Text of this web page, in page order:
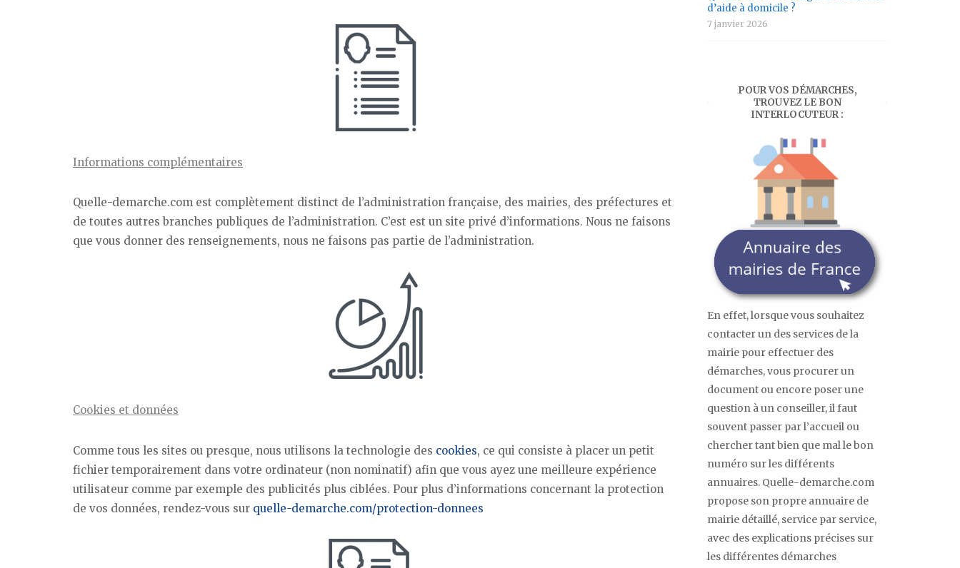
Informations complémentaires
Quelle-demarche.com est complètement distinct de l’administration française, des mairies, des préfectures et
de toutes autres branches publiques de l’administration. C’est est un site privé d’informations. Nous ne faisons
que vous donner des renseignements, nous ne faisons pas partie de l’administration.
Cookies et données
Comme tous les sites ou presque, nous utilisons la technologie des cookies, ce qui consiste à placer un petit
fichier temporairement dans votre ordinateur (non nominatif) afin que vous ayez une meilleure expérience
utilisateur comme par exemple des publicités plus ciblées. Pour plus d’informations concernant la protection
de vos données, rendez-vous sur quelle-demarche.com/protection-donnees
d’aide à domicile ?
7 janvier 2026
POUR VOS DÉMARCHES,
TROUVEZ LE BON
INTERLOCUTEUR :
En effet, lorsque vous souhaitez
contacter un des services de la
mairie pour effectuer des
démarches, vous procurer un
document ou encore poser une
question à un conseiller, il faut
souvent passer par l’accueil ou
chercher tant bien que mal le bon
numéro sur les différents
annuaires. Quelle-demarche.com
propose son propre annuaire de
mairie détaillé, service par service,
avec des explications précises sur
les différentes démarches